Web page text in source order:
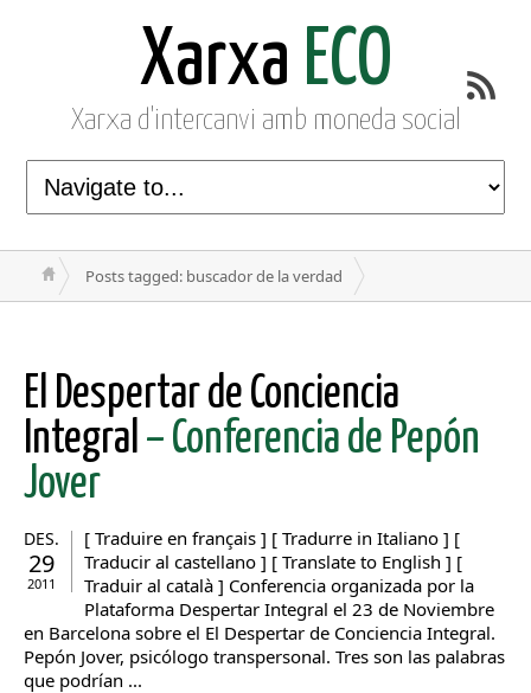
Xarxa ECO
Xarxa d'intercanvi amb moneda social
Posts tagged: buscador de la verdad
El Despertar de Conciencia
Integral – Conferencia de Pepón
Jover
DES.
29
2011
[ Traduire en français ] [ Tradurre in Italiano ] [
Traducir al castellano ] [ Translate to English ] [
Traduir al català ] Conferencia organizada por la
Plataforma Despertar Integral el 23 de Noviembre
en Barcelona sobre el El Despertar de Conciencia Integral.
Pepón Jover, psicólogo transpersonal. Tres son las palabras
que podrían ...